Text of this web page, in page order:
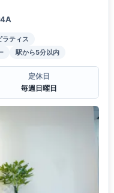
4A
ラティス
駅から5分以内
定休日
毎週日曜日